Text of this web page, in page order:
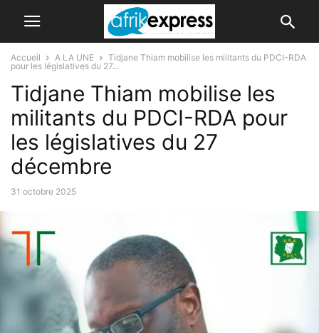
Accueil A LA UNE
Tidjane Thiam mobilise les militants du PDCI-RDA
pour les législatives du 27...
Tidjane Thiam mobilise les
militants du PDCI-RDA pour
les législatives du 27
décembre
31 octobre 2025